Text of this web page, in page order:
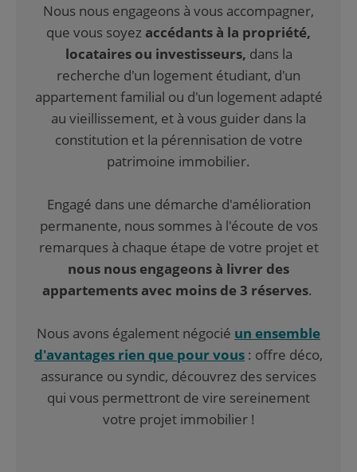
Nous nous engageons à vous accompagner,
que vous soyez accédants à la propriété,
locataires ou investisseurs, dans la
recherche d'un logement étudiant, d'un
appartement familial ou d'un logement adapté
au vieillissement, et à vous guider dans la
constitution et la pérennisation de votre
patrimoine immobilier.
Engagé dans une démarche d'amélioration
permanente, nous sommes à l'écoute de vos
remarques à chaque étape de votre projet et
nous nous engageons à livrer des
appartements avec moins de 3 réserves.
Nous avons également négocié un ensemble
d'avantages rien que pour vous : offre déco,
assurance ou syndic, découvrez des services
qui vous permettront de vire sereinement
votre projet immobilier !